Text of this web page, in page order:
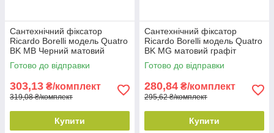
Сантехнічний фіксатор
Ricardo Borelli модель Quatro
BK MB Черний матовий
Готово до відправки
303,13 ₴/комплект
319,08 ₴/комплект
Купити
Сантехнічний фіксатор
Ricardo Borelli модель Quatro
BK MG матовий графіт
Готово до відправки
280,84 ₴/комплект
295,62 ₴/комплект
Купити